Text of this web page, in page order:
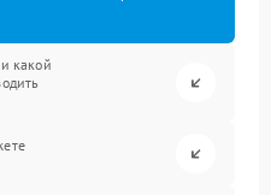
какой